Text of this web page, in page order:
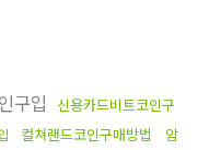
구입
신용카드비트코인구
컬쳐랜드코인구매방법
암